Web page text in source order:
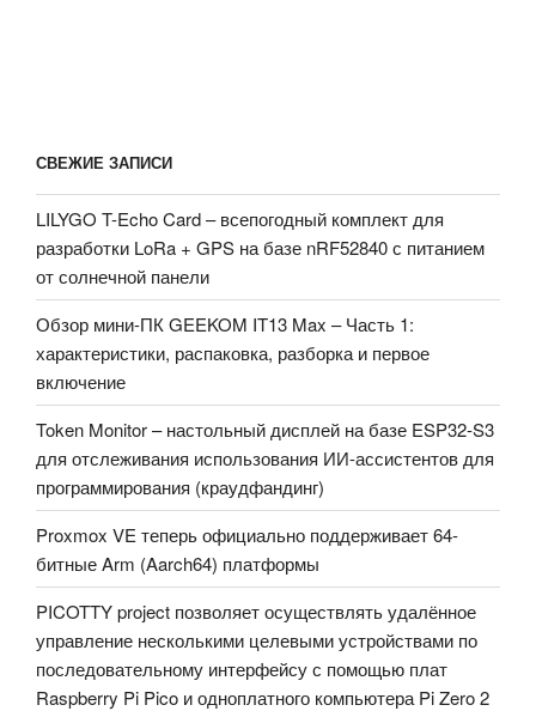
СВЕЖИЕ ЗАПИСИ
LILYGO T-Echo Card – всепогодный комплект для
разработки LoRa + GPS на базе nRF52840 с питанием
от солнечной панели
Обзор мини-ПК GEEKOM IT13 Max – Часть 1:
характеристики, распаковка, разборка и первое
включение
Token Monitor – настольный дисплей на базе ESP32-S3
для отслеживания использования ИИ-ассистентов для
программирования (краудфандинг)
Proxmox VE теперь официально поддерживает 64-
битные Arm (Aarch64) платформы
PICOTTY project позволяет осуществлять удалённое
управление несколькими целевыми устройствами по
последовательному интерфейсу с помощью плат
Raspberry Pi Pico и одноплатного компьютера Pi Zero 2